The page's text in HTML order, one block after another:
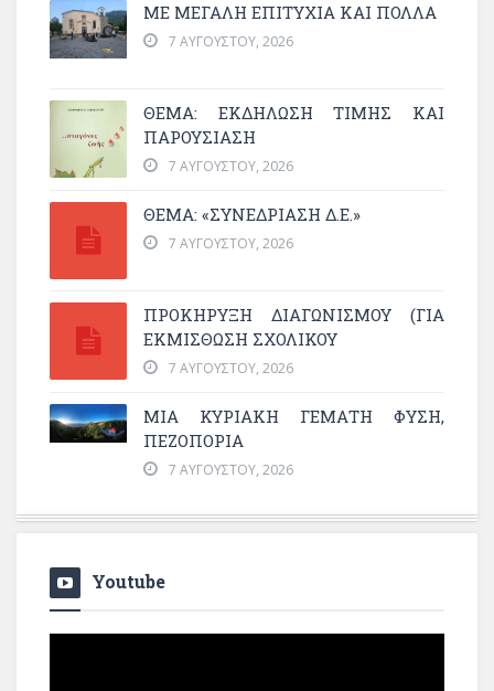
ΜΕ ΜΕΓΆΛΗ ΕΠΙΤΥΧΊΑ ΚΑΙ ΠΟΛΛΆ
7 ΑΥΓΟΎΣΤΟΥ, 2026
ΘΈΜΑ: ΕΚΔΉΛΩΣΗ ΤΙΜΉΣ ΚΑΙ
ΠΑΡΟΥΣΊΑΣΗ
7 ΑΥΓΟΎΣΤΟΥ, 2026
ΘΕΜΑ: «ΣΥΝΕΔΡΊΑΣΗ Δ.Ε.»
7 ΑΥΓΟΎΣΤΟΥ, 2026
ΠΡΟΚΗΡΥΞΗ ΔΙΑΓΩΝΙΣΜΟΥ (ΓΙΑ
ΕΚΜΊΣΘΩΣΗ ΣΧΟΛΙΚΟΎ
7 ΑΥΓΟΎΣΤΟΥ, 2026
ΜΙΑ ΚΥΡΙΑΚΉ ΓΕΜΆΤΗ ΦΎΣΗ,
ΠΕΖΟΠΟΡΊΑ
7 ΑΥΓΟΎΣΤΟΥ, 2026
Youtube